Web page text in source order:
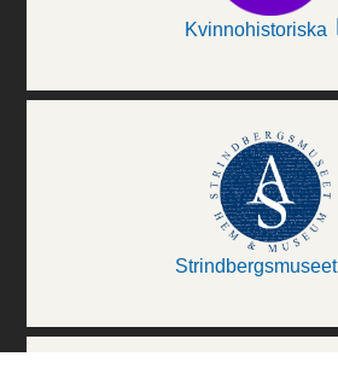
Kvinnohistoriska
Strindbergsmuseet